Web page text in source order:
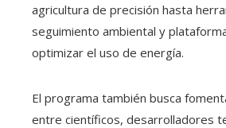
agricultura de precisión hasta
seguimiento ambiental y
optimizar el uso de energía.
El programa también busca
entre científicos, desarrolladores